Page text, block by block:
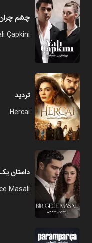
چشم
Çapkini
تردید
Hercai
داستان
Masali